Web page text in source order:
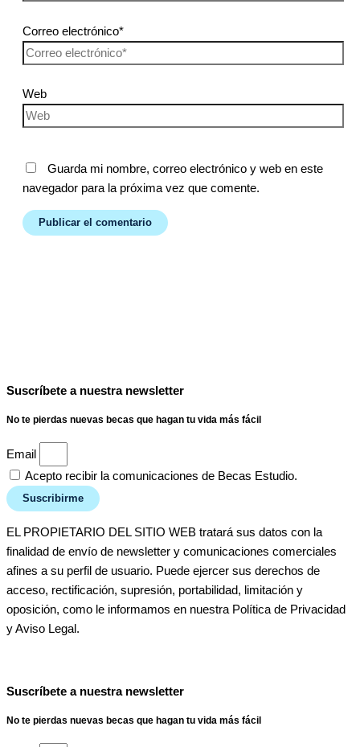
Correo electrónico*
Web
Guarda mi nombre, correo electrónico y web en este
navegador para la próxima vez que comente.
Suscríbete a nuestra newsletter
No te pierdas nuevas becas que hagan tu vida más fácil
Email
Acepto recibir la comunicaciones de Becas Estudio.
Suscribirme
EL PROPIETARIO DEL SITIO WEB tratará sus datos con la
finalidad de envío de newsletter y comunicaciones comerciales
afines a su perfil de usuario. Puede ejercer sus derechos de
acceso, rectificación, supresión, portabilidad, limitación y
oposición, como le informamos en nuestra Política de Privacidad
y Aviso Legal.
Suscríbete a nuestra newsletter
No te pierdas nuevas becas que hagan tu vida más fácil